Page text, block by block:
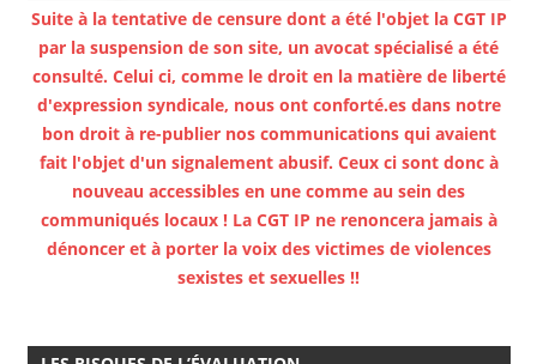
Suite à la tentative de censure dont a été l'objet la CGT IP
par la suspension de son site, un avocat spécialisé a été
consulté. Celui ci, comme le droit en la matière de liberté
d'expression syndicale, nous ont conforté.es dans notre
bon droit à re-publier nos communications qui avaient
fait l'objet d'un signalement abusif. Ceux ci sont donc à
nouveau accessibles en une comme au sein des
communiqués locaux ! La CGT IP ne renoncera jamais à
dénoncer et à porter la voix des victimes de violences
sexistes et sexuelles !!